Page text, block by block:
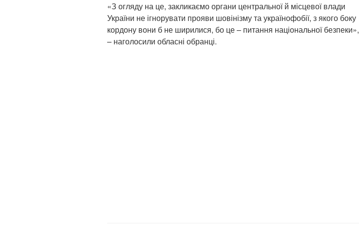
«З огляду на це, закликаємо органи центральної й місцевої влади
України не ігнорувати прояви шовінізму та українофобії, з якого боку
кордону вони б не ширилися, бо це – питання національної безпеки»,
– наголосили обласні обранці.